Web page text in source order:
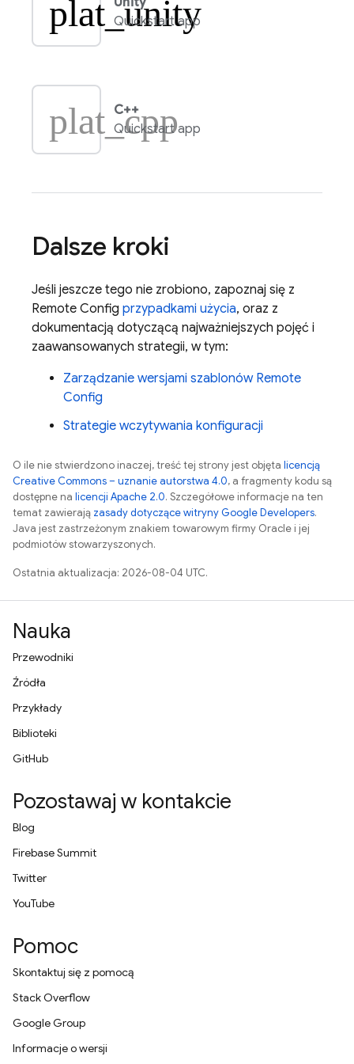
plat_unity
Quickstart app
plat_cpp
C++
Quickstart app
Dalsze kroki
Jeśli jeszcze tego nie zrobiono, zapoznaj się z
Remote Config przypadkami użycia, oraz z
dokumentacją dotyczącą najważniejszych pojęć i
zaawansowanych strategii, w tym:
Zarządzanie wersjami szablonów Remote
Config
Strategie wczytywania konfiguracji
O ile nie stwierdzono inaczej, treść tej strony jest objęta licencją
Creative Commons – uznanie autorstwa 4.0, a fragmenty kodu są
dostępne na licencji Apache 2.0. Szczegółowe informacje na ten
temat zawierają zasady dotyczące witryny Google Developers.
Java jest zastrzeżonym znakiem towarowym firmy Oracle i jej
podmiotów stowarzyszonych.
Ostatnia aktualizacja: 2026-08-04 UTC.
Nauka
Przewodniki
Źródła
Przykłady
Biblioteki
GitHub
Pozostawaj w kontakcie
Blog
Firebase Summit
Twitter
YouTube
Pomoc
Skontaktuj się z pomocą
Stack Overflow
Google Group
Informacje o wersji